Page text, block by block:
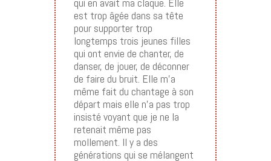
est trop âgée dans sa tête
pour supporter trop
longtemps trois jeunes filles
qui ont envie de chanter, de
danser, de jouer, de déconner
de faire du bruit. Elle m’a
même fait du chantage à son
départ mais elle n’a pas trop
insisté voyant que je ne la
retenait même pas
mollement. Il y a des
générations qui se mélangent